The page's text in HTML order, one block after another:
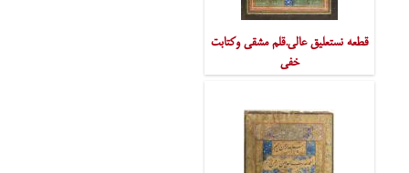
قطعه نستعلیق عالی.قلم مشقی وکتابت
خفی